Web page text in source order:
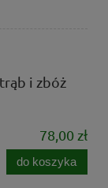
i zbóż
78,00 zł
do koszyka